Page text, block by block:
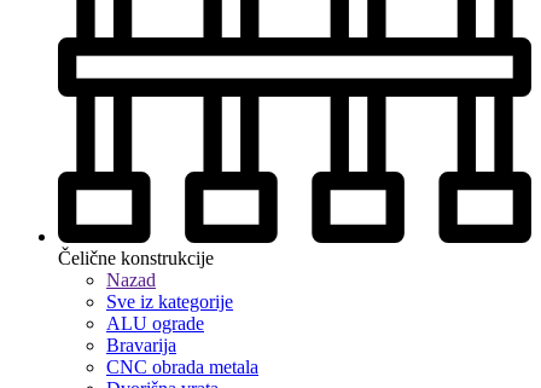
Čelične konstrukcije
Nazad
Sve iz kategorije
ALU ograde
Bravarija
CNC obrada metala